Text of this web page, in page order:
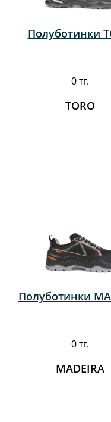
Полуботинки
0 тг.
TORO
Полуботинки
0 тг.
MADEIRA